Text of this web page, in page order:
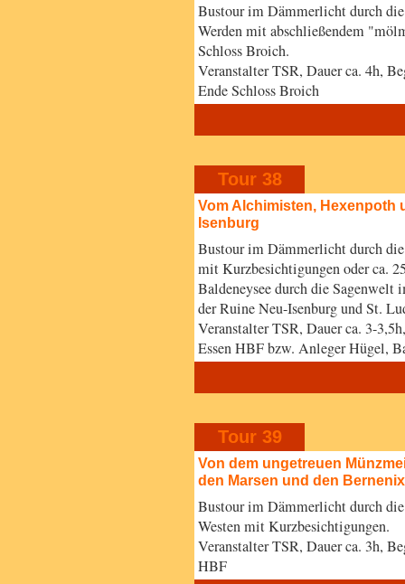
Bustour im Dämmerlicht durch
Werden mit abschließendem
Schloss Broich.
Veranstalter TSR, Dauer ca. 4h,
Ende Schloss Broich
Tour 38
Vom Alchimisten, Hexenpoth
Isenburg
Bustour im Dämmerlicht durch
mit Kurzbesichtigungen oder ca.
Baldeneysee durch die
der Ruine Neu-Isenburg und St.
Veranstalter TSR, Dauer ca. 3-
Essen HBF bzw. Anleger Hügel,
Tour 39
Von dem ungetreuen
den Marsen und den
Bustour im Dämmerlicht durch
Westen mit Kurzbesichtigungen.
Veranstalter TSR, Dauer ca. 3h,
HBF